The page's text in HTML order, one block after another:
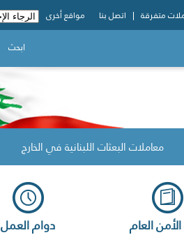
متفرقة اتصل بنا مواقع أخرى
ابحث
معاملات البعثات اللبنانية في الخارج
العام دوام العمل